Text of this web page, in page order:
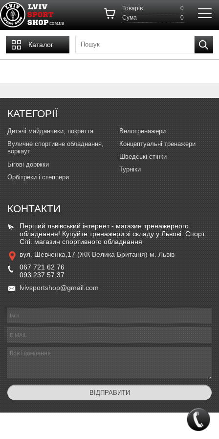
Товарів
0
Cума
0
Каталог
КАТЕГОРІЇ
Дитячі майданчики, покриття
Вуличне спортивне обладнання,
воркаут
Бігові доріжки
Орбітреки і степпери
Велотренажери
Концептуальні тренажери
Шведські стінки
Турніки
КОНТАКТИ
Перший львівський інтернет - магазин тренажерного
обладнання! Купуйте тренажери зі складу у Львові. Спорт
Сіті. магазин спортивного обладнання
вул. Шевченка,17 (ЖК Велика Британія) м. Львів
067 721 62 76
093 237 57 37
lvivsportshop@gmail.com